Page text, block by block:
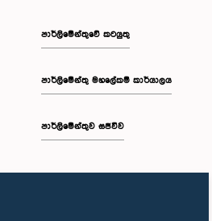
පාර්ලිමේන්තුවේ කටයුතු
පාර්ලිමේන්තු මහලේකම් කාර්යාලය
පාර්ලිමේන්තුව සජීවීව